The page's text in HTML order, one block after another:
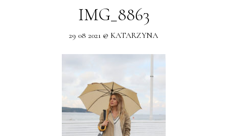
IMG_8863
29 08 2021 @ KATARZYNA